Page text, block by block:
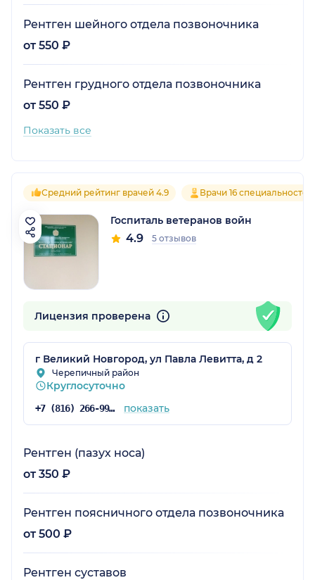
Рентген шейного отдела позвоночника
от 550 ₽
Рентген грудного отдела позвоночника
от 550 ₽
Показать все
Средний рейтинг врачей 4.9 Врачи 16 специальностей
Госпиталь ветеранов войн
4.9 5 отзывов
Лицензия проверена
г Великий Новгород, ул Павла Левитта, д 2
Черепичный район
Круглосуточно
+7 (816) 266-99-55 показать
Рентген (пазух носа)
от 350 ₽
Рентген поясничного отдела позвоночника
от 500 ₽
Рентген суставов